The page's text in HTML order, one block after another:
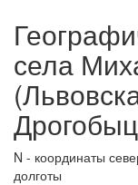
села
N - координаты
долготы